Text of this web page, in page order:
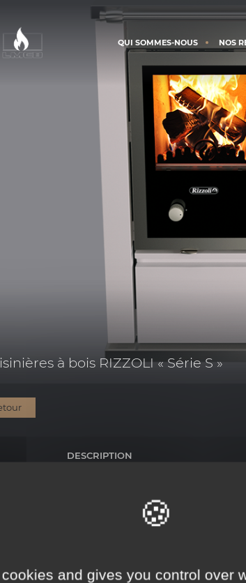
QUI SOMMES-NOUS NOS
à bois RIZZOLI « Série S »
DESCRIPTION
La série de cuisinières à bois modernes conçues
suscitent enthousiasme et admiration. Son grand
du feu. La série S contient la meilleure technologie
rendement et des cuissons impeccables. Une
and gives you control over